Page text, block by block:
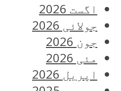
اگست 2026
جولائی 2026
جون 2026
مئی 2026
اپریل 2026